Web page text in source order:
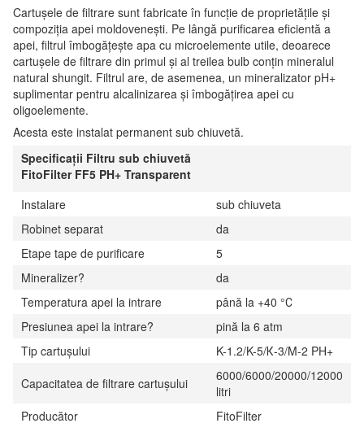
Cartușele de filtrare sunt fabricate în funcție de proprietățile și
compoziția apei moldovenești. Pe lângă purificarea eficientă a
apei, filtrul îmbogățește apa cu microelemente utile, deoarece
cartușele de filtrare din primul și al treilea bulb conțin mineralul
natural shungit. Filtrul are, de asemenea, un mineralizator pH+
suplimentar pentru alcalinizarea și îmbogățirea apei cu
oligoelemente.
Acesta este instalat permanent sub chiuvetă.
Specificații Filtru sub chiuvetă
FitoFilter FF5 PH+ Transparent
Instalare
sub chiuveta
Robinet separat
da
Etape tape de purificare
5
Mineralizer?
da
Temperatura apei la intrare
până la +40 °С
Presiunea apei la intrare?
pină la 6 atm
Tip cartuşului
K-1.2/K-5/К-3/M-2 PH+
Capacitatea de filtrare cartuşului
6000/6000/20000/12000
litri
Producător
FitoFilter